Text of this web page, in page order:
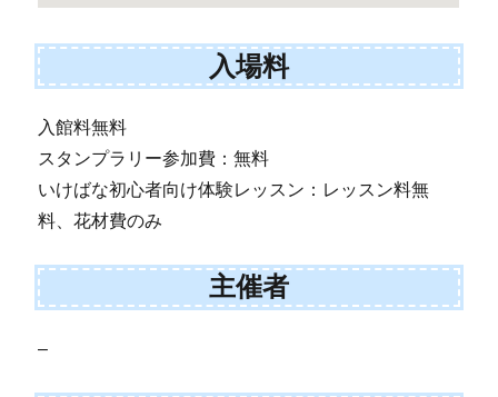
入場料
入館料無料
スタンプラリー参加費：無料
いけばな初心者向け体験レッスン：レッスン料無
料、花材費のみ
主催者
–